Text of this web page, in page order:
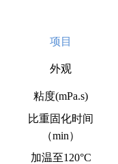
项目
外观
粘度(mPa.s)
比重固化时间
（min）
加温至120°C